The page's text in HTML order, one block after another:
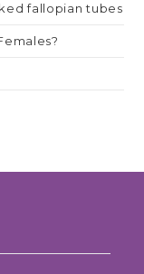
fallopian tubes